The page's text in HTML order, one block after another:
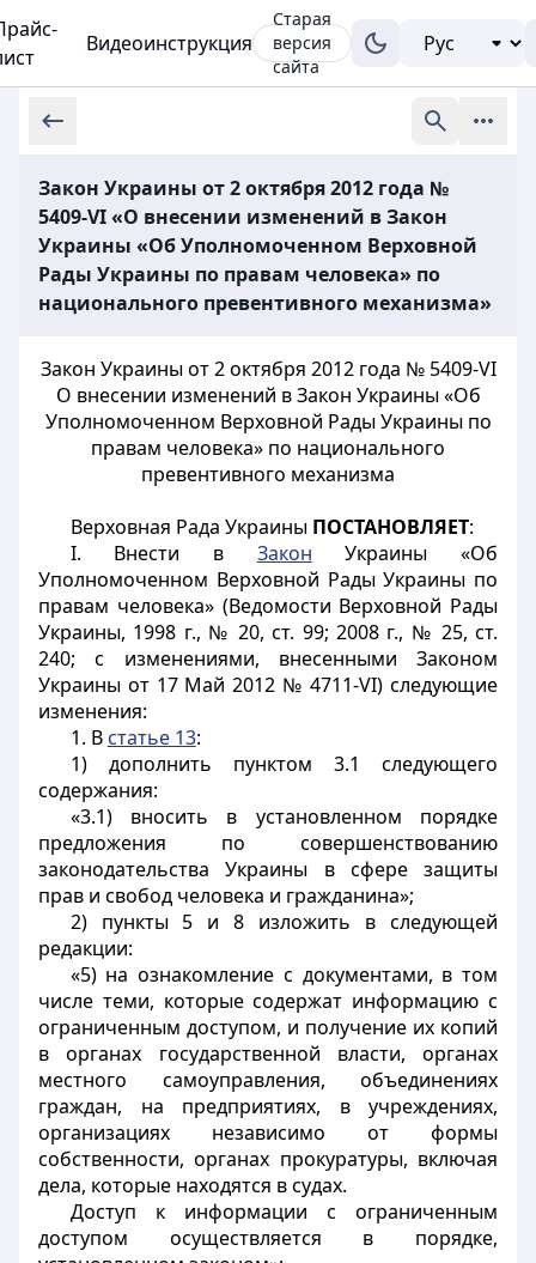
Видеоинструкция
Старая
версия
сайта
Закон Украины от 2 октября 2012 года №
5409-VI «О внесении изменений в Закон
Украины «Об Уполномоченном Верховной
Рады Украины по правам человека» по
национального превентивного механизма»
Закон Украины от 2 октября 2012 года № 5409-VI
О внесении изменений в Закон Украины «Об
Уполномоченном Верховной Рады Украины по
правам человека» по национального
превентивного механизма
Верховная Рада Украины ПОСТАНОВЛЯЕТ:
I. Внести в Закон Украины «Об
Уполномоченном Верховной Рады Украины по
правам человека» (Ведомости Верховной Рады
Украины, 1998 г., № 20, ст. 99; 2008 г., № 25, ст.
240; с изменениями, внесенными Законом
Украины от 17 Май 2012 № 4711-VI) следующие
изменения:
1. В статье 13:
1) дополнить пунктом 3.1 следующего
содержания:
«3.1) вносить в установленном порядке
предложения по совершенствованию
законодательства Украины в сфере защиты
прав и свобод человека и гражданина»;
2) пункты 5 и 8 изложить в следующей
редакции:
«5) на ознакомление с документами, в том
числе теми, которые содержат информацию с
ограниченным доступом, и получение их копий
в органах государственной власти, органах
местного самоуправления, объединениях
граждан, на предприятиях, в учреждениях,
организациях независимо от формы
собственности, органах прокуратуры, включая
дела, которые находятся в судах.
Доступ к информации с ограниченным
доступом осуществляется в порядке,